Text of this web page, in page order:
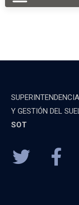
Y GESTIÓN DEL
SOT